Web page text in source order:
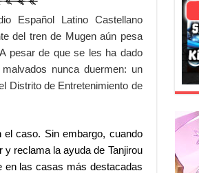
Español Latino Castellano
del tren de Mugen aún pesa
pesar de que se les ha dado
nunca duermen: un
Distrito de Entretenimiento de
caso. Sin embargo, cuando
reclama la ayuda de Tanjirou
en las casas más destacadas